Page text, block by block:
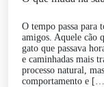
O tempo passa para
amigos. Aquele cão
gato que passava
e caminhadas mais
processo natural,
comportamento e